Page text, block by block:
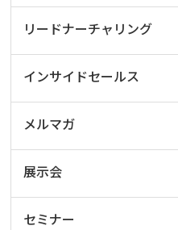
リードナーチャリング
インサイドセールス
メルマガ
展示会
セミナー